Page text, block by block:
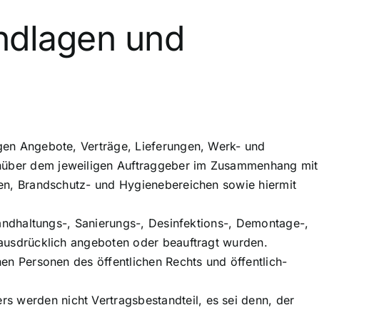
und
Angebote, Verträge, Lieferungen, Werk- und
dem jeweiligen Auftraggeber im Zusammenhang mit
Brandschutz- und Hygienebereichen sowie hiermit
, Sanierungs-, Desinfektions-, Demontage-,
angeboten oder beauftragt wurden.
Personen des öffentlichen Rechts und öffentlich-
werden nicht Vertragsbestandteil, es sei denn, der